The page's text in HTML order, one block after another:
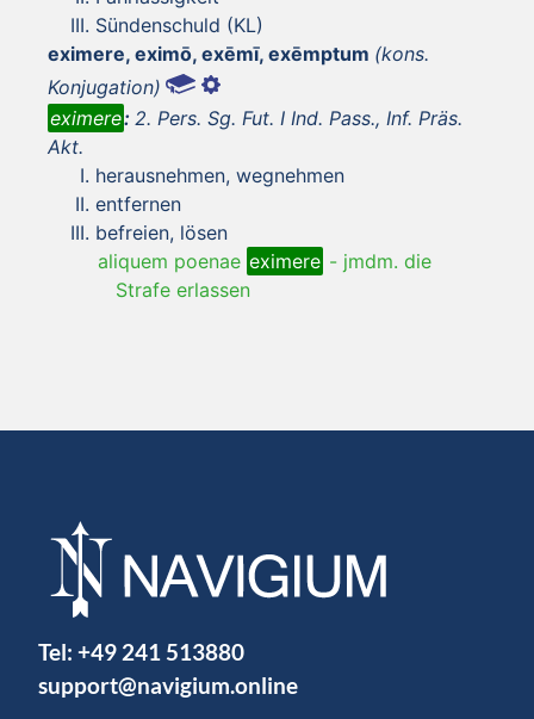
Sündenschuld (KL)
eximere, eximō, exēmī, exēmptum (kons.
Konjugation)
eximere: 2. Pers. Sg. Fut. I Ind. Pass., Inf. Präs.
Akt.
herausnehmen, wegnehmen
entfernen
befreien, lösen
aliquem poenae eximere - jmdm. die
Strafe erlassen
Tel: +49 241 513880
support@navigium.online